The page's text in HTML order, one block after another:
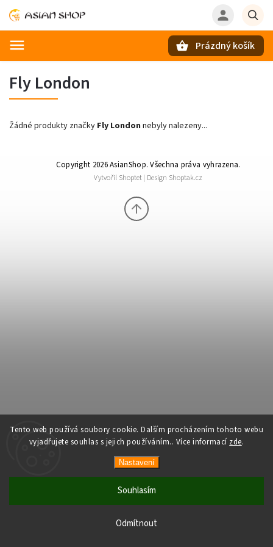
Tento web používá soubory cookie. Dalším procházením tohoto webu
vyjadřujete souhlas s jejich používáním.. Více informací zde.
Nastavení
Odmítnout
Souhlasím
Prázdný košík
Fly London
Žádné produkty značky Fly London nebyly nalezeny...
Copyright 2026AsianShop. Všechna práva vyhrazena.
Vytvořil Shoptet| Design Shoptak.cz